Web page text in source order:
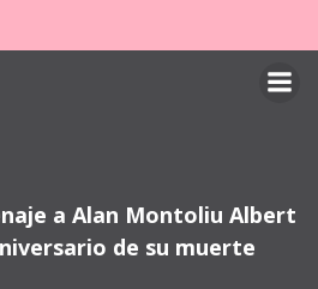
a Alan Montoliu Albert
de su muerte